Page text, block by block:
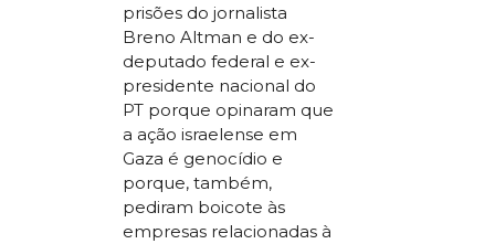
prisões do jornalista
Breno Altman e do ex-
deputado federal e ex-
presidente nacional do
PT porque opinaram que
a ação israelense em
Gaza é genocídio e
porque, também,
pediram boicote às
empresas relacionadas à